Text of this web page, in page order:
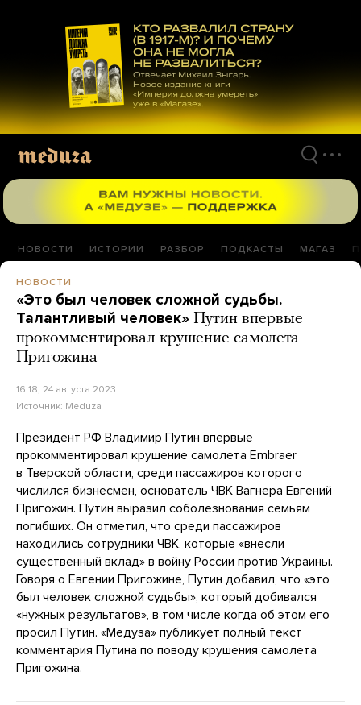
материалам
НОВОСТИ ИСТОРИИ РАЗБОР ПОДКАСТЫ МАГАЗ
НОВОСТИ
«Это был человек сложной судьбы.
Талантливый человек» Путин впервые
прокомментировал крушение самолета
Пригожина
16:18, 24 августа 2023
Источник: Meduza
Президент РФ Владимир Путин впервые
прокомментировал крушение самолета Embraer
в Тверской области, среди пассажиров которого
числился бизнесмен, основатель ЧВК Вагнера Евгений
Пригожин. Путин выразил соболезнования семьям
погибших. Он отметил, что среди пассажиров
находились сотрудники ЧВК, которые «внесли
существенный вклад» в войну России против Украины.
Говоря о Евгении Пригожине, Путин добавил, что «это
был человек сложной судьбы», который добивался
«нужных результатов», в том числе когда об этом его
просил Путин. «Медуза» публикует полный текст
комментария Путина по поводу крушения самолета
Пригожина.